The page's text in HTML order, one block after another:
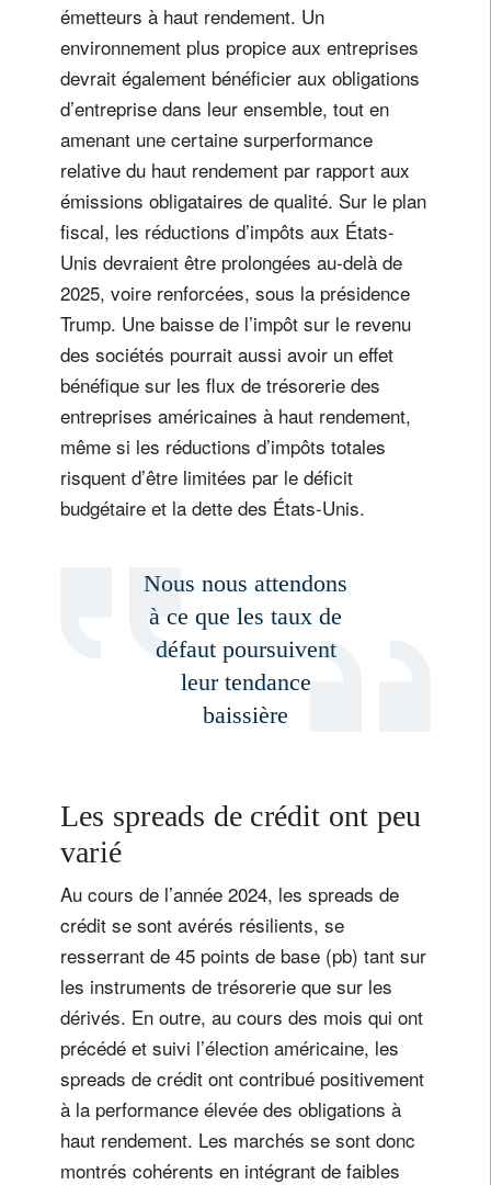
émetteurs à haut rendement. Un
environnement plus propice aux entreprises
devrait également bénéficier aux obligations
d’entreprise dans leur ensemble, tout en
amenant une certaine surperformance
relative du haut rendement par rapport aux
émissions obligataires de qualité. Sur le plan
fiscal, les réductions d’impôts aux États-
Unis devraient être prolongées au-delà de
2025, voire renforcées, sous la présidence
Trump. Une baisse de l’impôt sur le revenu
des sociétés pourrait aussi avoir un effet
bénéfique sur les flux de trésorerie des
entreprises américaines à haut rendement,
même si les réductions d’impôts totales
risquent d’être limitées par le déficit
budgétaire et la dette des États-Unis.
Nous nous attendons
à ce que les taux de
défaut poursuivent
leur tendance
baissière
Les spreads de crédit ont peu
varié
Au cours de l’année 2024, les spreads de
crédit se sont avérés résilients, se
resserrant de 45 points de base (pb) tant sur
les instruments de trésorerie que sur les
dérivés. En outre, au cours des mois qui ont
précédé et suivi l’élection américaine, les
spreads de crédit ont contribué positivement
à la performance élevée des obligations à
haut rendement. Les marchés se sont donc
montrés cohérents en intégrant de faibles
S'inscrire à la newsletter
Email